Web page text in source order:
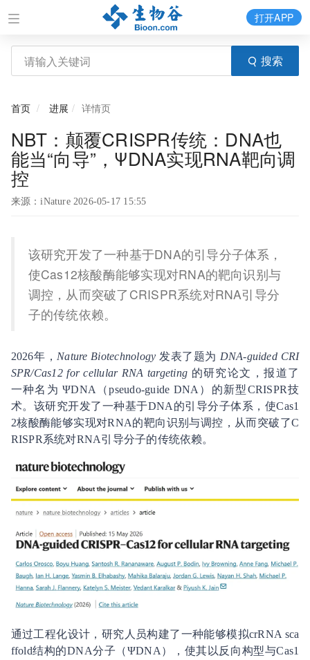
搜索
打开APP
首页 进展 详情页
NBT：颠覆CRISPR传统：DNA也
能当“向导”，ΨDNA实现RNA靶向调
控
来源：iNature 2026-05-17 15:55
该研究开发了一种基于DNA的引导分子体系，
使Cas12核酸酶能够实现对RNA的靶向识别与
调控，从而突破了CRISPR系统对RNA引导分
子的传统依赖。
2026年， Nature Biotechnology 发表了题为 DNA-guided CRI
SPR/Cas12 for cellular RNA targeting 的研究论文，报道了
一种名为 ΨDNA（pseudo-guide DNA）的新型CRISPR技
术。该研究开发了一种基于DNA的引导分子体系，使Cas1
2核酸酶能够实现对RNA的靶向识别与调控，从而突破了C
RISPR系统对RNA引导分子的传统依赖。
通过工程化设计，研究人员构建了一种能够模拟crRNA sca
ffold结构的DNA分子（ΨDNA），使其以反向构型与Cas1